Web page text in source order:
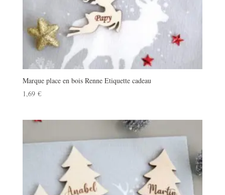
Marque place en bois Renne Etiquette cadeau
1,69 €